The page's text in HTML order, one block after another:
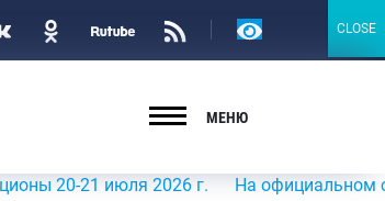
Версия
МЕНЮ
21 июля 2026 г. На официальном сайте
CLOSE
CLOSE